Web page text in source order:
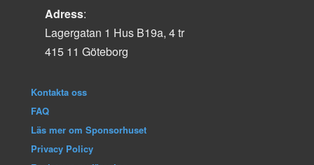
Adress:
Lagergatan 1 Hus B19a, 4 tr
415 11 Göteborg
Kontakta oss
FAQ
Läs mer om Sponsorhuset
Privacy Policy